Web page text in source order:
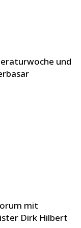
und
mit
Dirk Hilbert